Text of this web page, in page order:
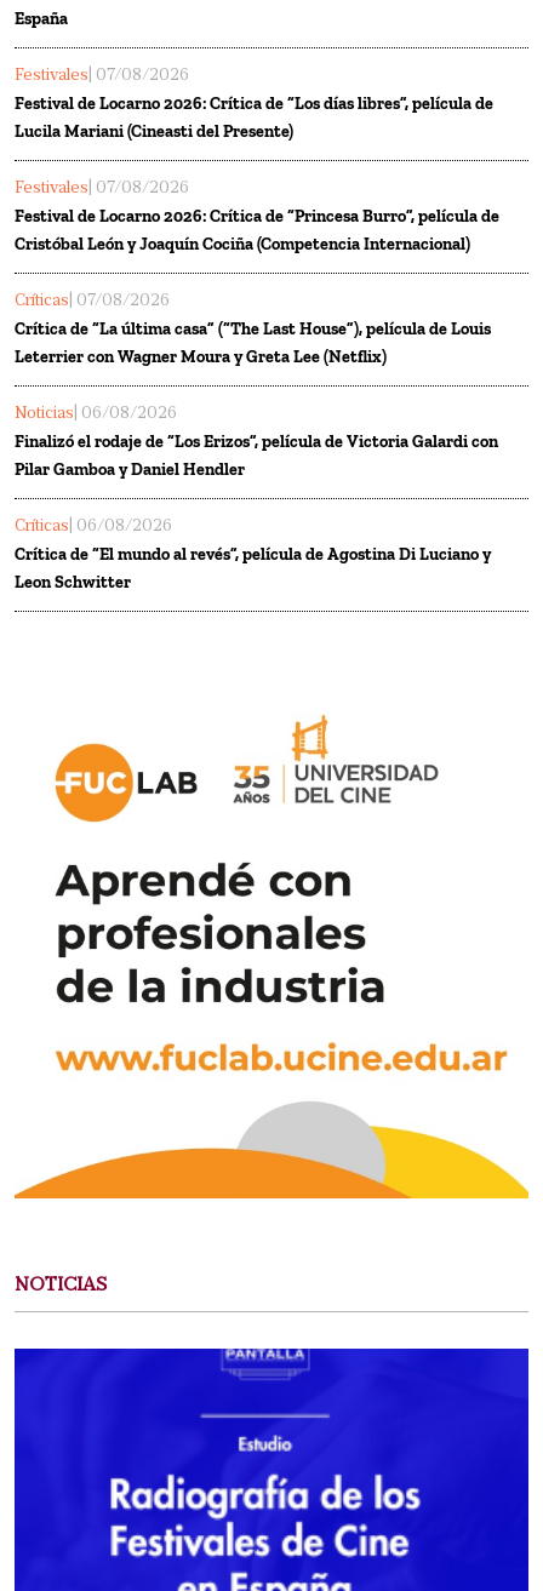
España
Festivales | 07/08/2026
Festival de Locarno 2026: Crítica de “Los días libres”, película de
Lucila Mariani (Cineasti del Presente)
Festivales | 07/08/2026
Festival de Locarno 2026: Crítica de “Princesa Burro”, película de
Cristóbal León y Joaquín Cociña (Competencia Internacional)
Críticas | 07/08/2026
Crítica de “La última casa” (“The Last House”), película de Louis
Leterrier con Wagner Moura y Greta Lee (Netflix)
Noticias | 06/08/2026
Finalizó el rodaje de “Los Erizos”, película de Victoria Galardi con
Pilar Gamboa y Daniel Hendler
Críticas | 06/08/2026
Crítica de “El mundo al revés”, película de Agostina Di Luciano y
Leon Schwitter
NOTICIAS